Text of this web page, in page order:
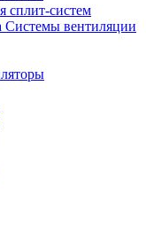
сплит-систем
Системы вентиляции